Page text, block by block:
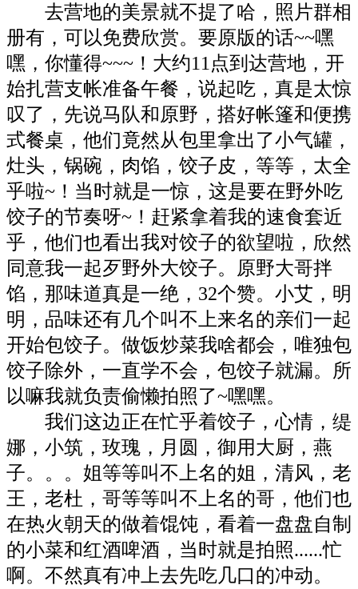
去营地的美景就不提了哈，照片群相
册有，可以免费欣赏。要原版的话~~嘿
嘿，你懂得~~~！大约11点到达营地，开
始扎营支帐准备午餐，说起吃，真是太惊
叹了，先说马队和原野，搭好帐篷和便携
式餐桌，他们竟然从包里拿出了小气罐，
灶头，锅碗，肉馅，饺子皮，等等，太全
乎啦~！当时就是一惊，这是要在野外吃
饺子的节奏呀~！赶紧拿着我的速食套近
乎，他们也看出我对饺子的欲望啦，欣然
同意我一起歹野外大饺子。原野大哥拌
馅，那味道真是一绝，32个赞。小艾，明
明，品味还有几个叫不上来名的亲们一起
开始包饺子。做饭炒菜我啥都会，唯独包
饺子除外，一直学不会，包饺子就漏。所
以嘛我就负责偷懒拍照了~嘿嘿。
我们这边正在忙乎着饺子，心情，缇
娜，小筑，玫瑰，月圆，御用大厨，燕
子。。。姐等等叫不上名的姐，清风，老
王，老杜，哥等等叫不上名的哥，他们也
在热火朝天的做着馄饨，看着一盘盘自制
的小菜和红酒啤酒，当时就是拍照......忙
啊。不然真有冲上去先吃几口的冲动。